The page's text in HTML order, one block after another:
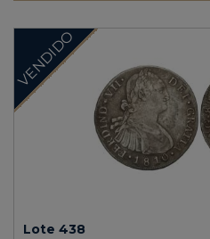
VENDIDO
Lote 438